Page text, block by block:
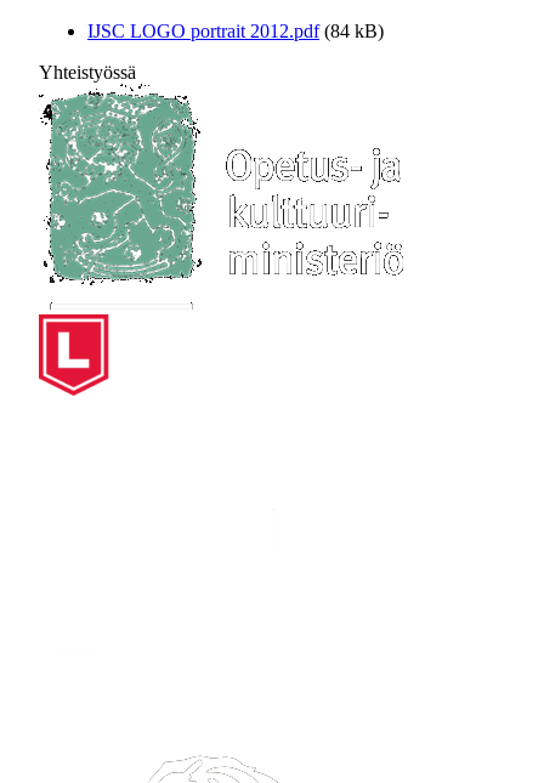
IJSC LOGO portrait 2012.pdf (84 kB)
Yhteistyössä